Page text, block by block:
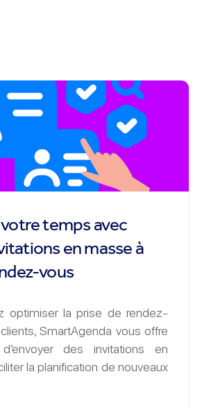
temps avec
en masse à
vous
optimiser la prise de rendez-
SmartAgenda vous offre
des invitations en
la planification de nouveaux